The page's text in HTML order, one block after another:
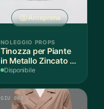
Anteprima
NOLEGGIO PROPS
Tinozza per Piante
in Metallo Zincato -
1 Pezzo
Disponibile
GIU 008